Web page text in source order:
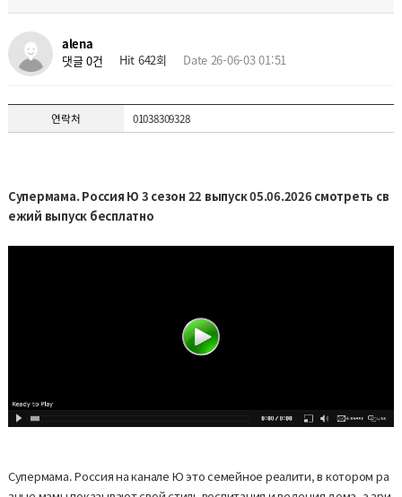
alena
댓글 0건
Hit 642회 Date 26-06-03 01:51
연락처 01038309328
Супермама. Россия Ю 3 сезон 22 выпуск 05.06.2026 смотреть св
ежий выпуск бесплатно
Супермама. Россия на канале Ю это семейное реалити, в котором ра